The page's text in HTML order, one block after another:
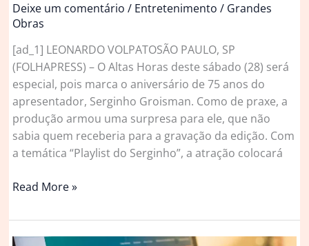
Deixe um comentário / Entretenimento / Grandes
Obras
[ad_1] LEONARDO VOLPATOSÃO PAULO, SP
(FOLHAPRESS) – O Altas Horas deste sábado (28) será
especial, pois marca o aniversário de 75 anos do
apresentador, Serginho Groisman. Como de praxe, a
produção armou uma surpresa para ele, que não
sabia quem receberia para a gravação da edição. Com
a temática “Playlist do Serginho”, a atração colocará
Serginho
ganha
especial
Read More »